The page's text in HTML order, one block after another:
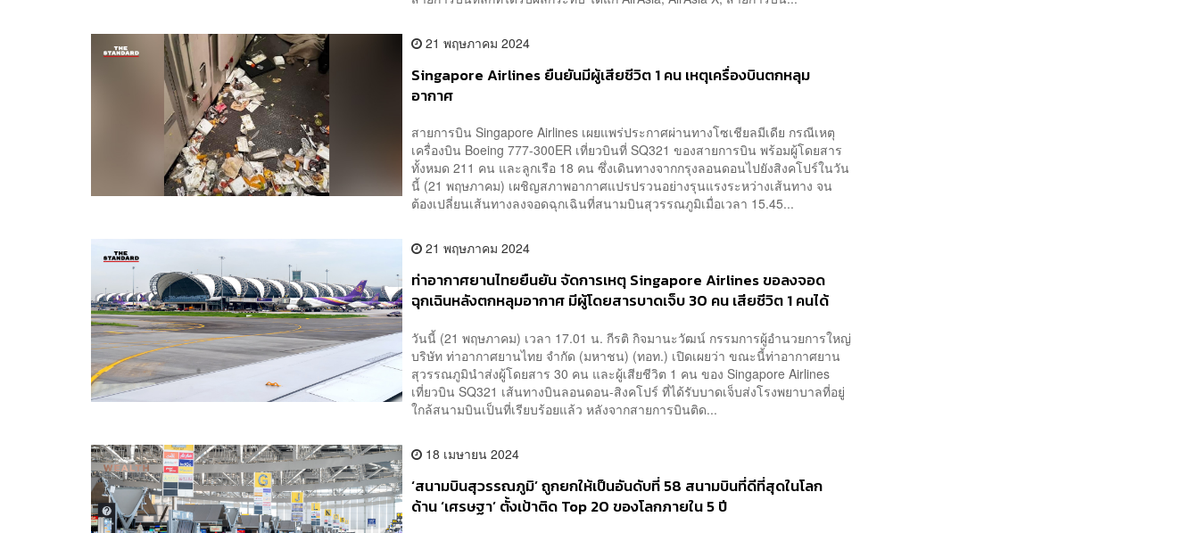
21 พฤษภาคม 2024
Singapore Airlines ยืนยันมีผู้เสียชีวิต 1 คน เหตุเครื่องบินตกหลุม
อากาศ
สายการบิน Singapore Airlines เผยแพร่ประกาศผ่านทางโซเชียลมีเดีย กรณีเหตุ
เครื่องบิน Boeing 777-300ER เที่ยวบินที่ SQ321 ของสายการบิน พร้อมผู้โดยสาร
ทั้งหมด 211 คน และลูกเรือ 18 คน ซึ่งเดินทางจากกรุงลอนดอนไปยังสิงคโปร์ในวัน
นี้ (21 พฤษภาคม) เผชิญสภาพอากาศแปรปรวนอย่างรุนแรงระหว่างเส้นทาง จน
ต้องเปลี่ยนเส้นทางลงจอดฉุกเฉินที่สนามบินสุวรรณภูมิเมื่อเวลา 15.45...
21 พฤษภาคม 2024
ท่าอากาศยานไทยยืนยัน จัดการเหตุ Singapore Airlines ขอลงจอด
ฉุกเฉินหลังตกหลุมอากาศ มีผู้โดยสารบาดเจ็บ 30 คน เสียชีวิต 1 คนได้
วันนี้ (21 พฤษภาคม) เวลา 17.01 น. กีรติ กิจมานะวัฒน์ กรรมการผู้อำนวยการใหญ่
บริษัท ท่าอากาศยานไทย จำกัด (มหาชน) (ทอท.) เปิดเผยว่า ขณะนี้ท่าอากาศยาน
สุวรรณภูมินำส่งผู้โดยสาร 30 คน และผู้เสียชีวิต 1 คน ของ Singapore Airlines
เที่ยวบิน SQ321 เส้นทางบินลอนดอน-สิงคโปร์ ที่ได้รับบาดเจ็บส่งโรงพยาบาลที่อยู่
ใกล้สนามบินเป็นที่เรียบร้อยแล้ว หลังจากสายการบินติด...
18 เมษายน 2024
‘สนามบินสุวรรณภูมิ’ ถูกยกให้เป็นอันดับที่ 58 สนามบินที่ดีที่สุดในโลก
ด้าน ‘เศรษฐา’ ตั้งเป้าติด Top 20 ของโลกภายใน 5 ปี